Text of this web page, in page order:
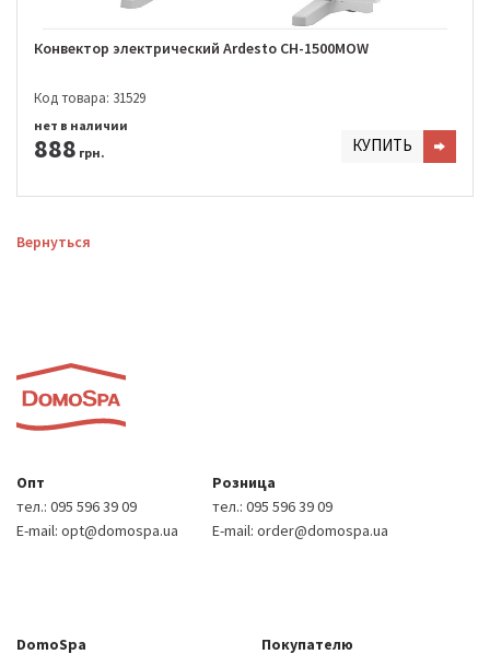
Конвектор электрический Ardesto CH-1500MOW
Код товара: 31529
888 грн.
нет в наличии
КУПИТЬ
Вернуться
Опт
тел.: 095 596 39 09
E-mail: opt@domospa.ua
Розница
тел.: 095 596 39 09
E-mail: order@domospa.ua
DomoSpa Покупателю